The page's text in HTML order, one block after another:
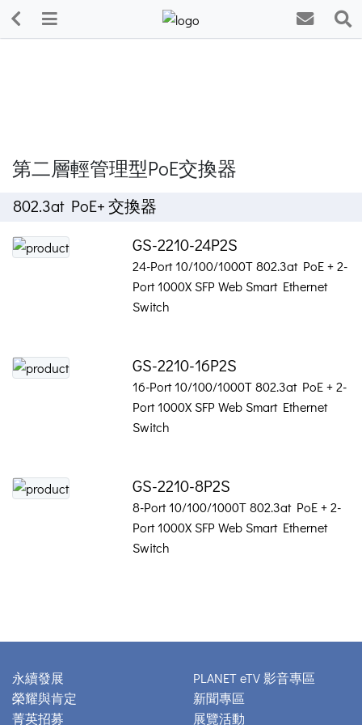
第二層輕管理型PoE交換器
802.3at PoE+ 交換器
GS-2210-24P2S
24-Port 10/100/1000T 802.3at PoE + 2-
Port 1000X SFP Web Smart Ethernet
Switch
GS-2210-16P2S
16-Port 10/100/1000T 802.3at PoE + 2-
Port 1000X SFP Web Smart Ethernet
Switch
GS-2210-8P2S
8-Port 10/100/1000T 802.3at PoE + 2-
Port 1000X SFP Web Smart Ethernet
Switch
永續發展
榮耀與肯定
菁英招募
PLANET eTV 影音專區
新聞專區
展覽活動